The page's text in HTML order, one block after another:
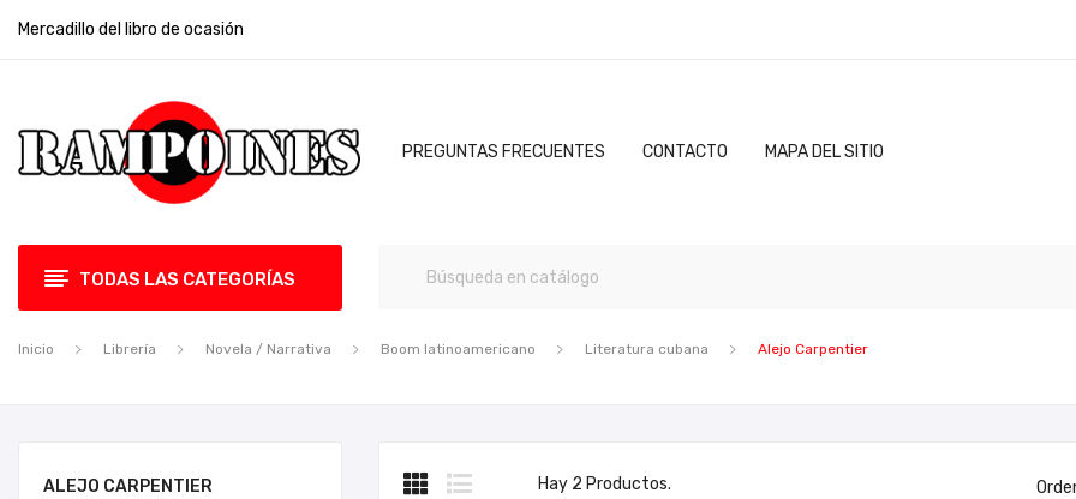
Mercadillo del libro de ocasión
PREGUNTAS FRECUENTES CONTACTO MAPA DEL SITIO
TODAS LAS CATEGORÍAS
Inicio Librería Novela / Narrativa Boom latinoamericano Literatura cubana Alejo Carpentier
ALEJO CARPENTIER Hay 2 Productos.